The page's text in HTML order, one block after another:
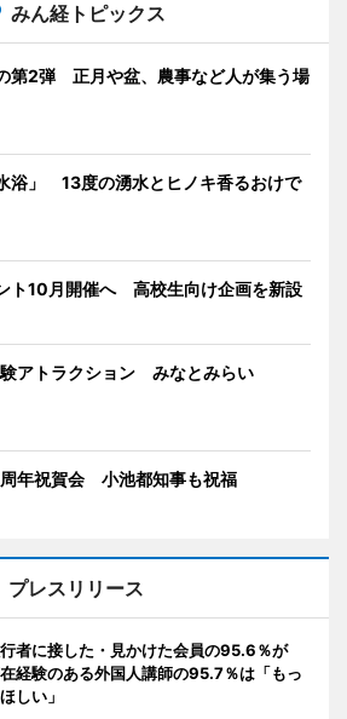
みん経トピックス
第2弾 正月や盆、農事など人が集う場
浴」 13度の湧水とヒノキ香るおけで
ト10月開催へ 高校生向け企画を新設
アトラクション みなとみらい
年祝賀会 小池都知事も祝福
プレスリリース
者に接した・見かけた会員の95.6％が
在経験のある外国人講師の95.7％は「もっ
しい」